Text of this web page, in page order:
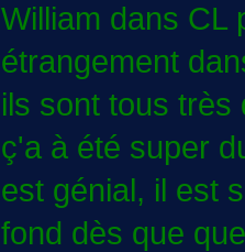
William dans CL
étrangement
ils sont tous très
ç'a à été super
est génial, il est
fond dès que